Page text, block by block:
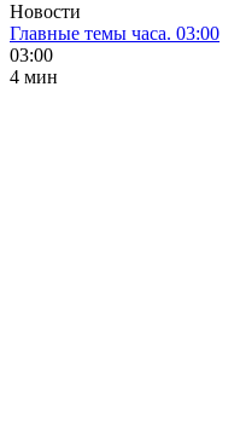
Новости
Главные темы часа. 03:00
03:00
4 мин